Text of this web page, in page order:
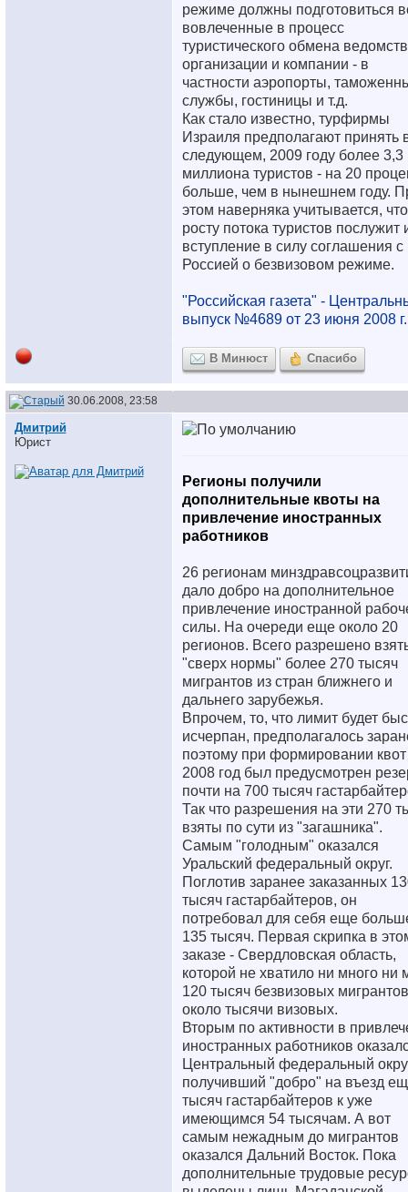
режиме должны подготовиться
вовлеченные в процесс
туристического обмена
организации и компании - в
частности аэропорты,
службы, гостиницы и т.д.
Как стало известно, турфирмы
Израиля предполагают принять
следующем, 2009 году более 3,3
миллиона туристов - на 20
больше, чем в нынешнем году.
этом наверняка учитывается, что
росту потока туристов послужит
вступление в силу соглашения с
Россией о безвизовом режиме.
"Российская газета" -
выпуск №4689 от 23 июня 2008 г.
В Минюст Спасибо
30.06.2008, 23:58
Дмитрий
Юрист
Регионы получили
дополнительные квоты на
привлечение иностранных
работников
26 регионам
дало добро на дополнительное
привлечение иностранной
силы. На очереди еще около 20
регионов. Всего разрешено
"сверх нормы" более 270 тысяч
мигрантов из стран ближнего и
дальнего зарубежья.
Впрочем, то, что лимит будет
исчерпан, предполагалось
поэтому при формировании
2008 год был предусмотрен
почти на 700 тысяч
Так что разрешения на эти 270
взяты по сути из "загашника".
Самым "голодным" оказался
Уральский федеральный округ.
Поглотив заранее заказанных
тысяч гастарбайтеров, он
потребовал для себя еще
135 тысяч. Первая скрипка в
заказе - Свердловская область,
которой не хватило ни много ни
120 тысяч безвизовых
около тысячи визовых.
Вторым по активности в
иностранных работников
Центральный федеральный
получивший "добро" на въезд
тысяч гастарбайтеров к уже
имеющимся 54 тысячам. А вот
самым нежадным до мигрантов
оказался Дальний Восток. Пока
дополнительные трудовые